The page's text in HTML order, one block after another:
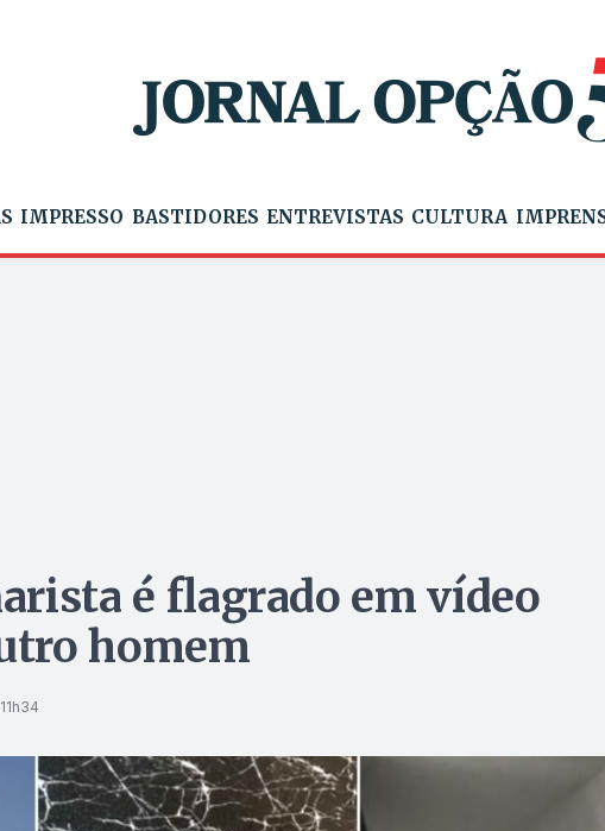
IMPRESSO BASTIDORES ENTREVISTAS CULTURA
é flagrado em vídeo
homem